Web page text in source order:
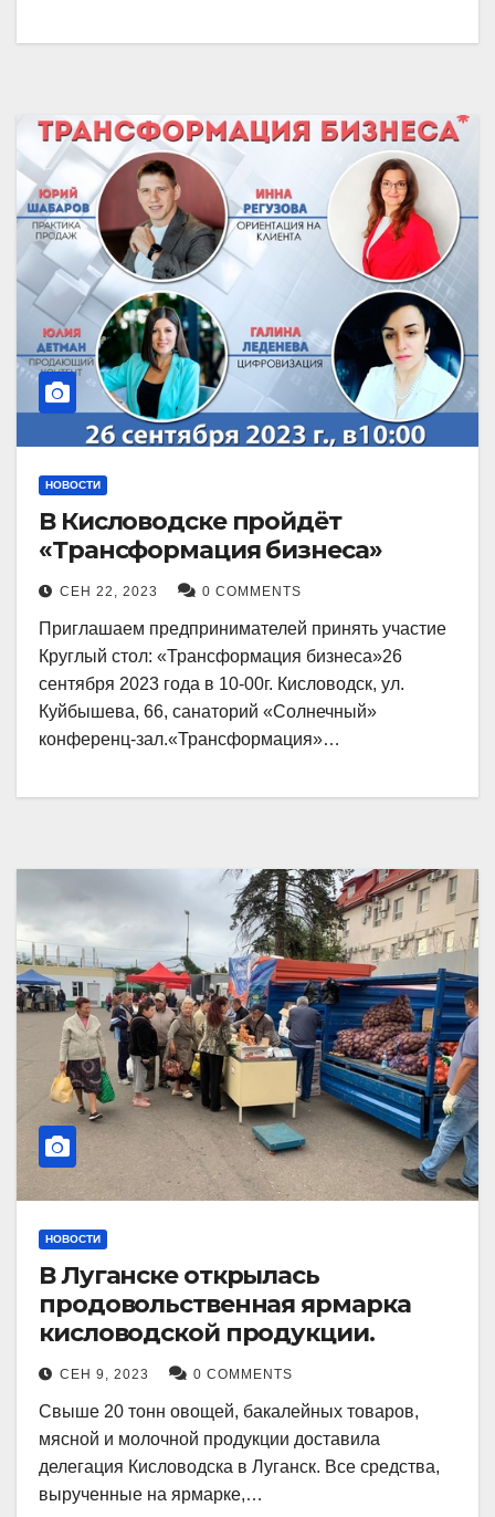
НОВОСТИ
В Кисловодске пройдёт
«Трансформация бизнеса»
СЕН 22, 2023 0 COMMENTS
Приглашаем предпринимателей принять участие
Круглый стол: «Трансформация бизнеса»26
сентября 2023 года в 10-00г. Кисловодск, ул.
Куйбышева, 66, санаторий «Солнечный»
конференц-зал.«Трансформация»…
НОВОСТИ
В Луганске открылась
продовольственная ярмарка
кисловодской продукции.
СЕН 9, 2023 0 COMMENTS
Свыше 20 тонн овощей, бакалейных товаров,
мясной и молочной продукции доставила
делегация Кисловодска в Луганск. Все средства,
вырученные на ярмарке,…